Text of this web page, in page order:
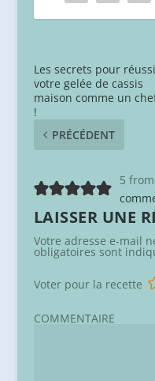
Les secrets pour
votre gelée de cassis
maison comme un
!
PRÉCÉDENT
5
LAISSER UNE
Votre adresse e-mail
obligatoires sont
Voter pour la recette
COMMENTAIRE